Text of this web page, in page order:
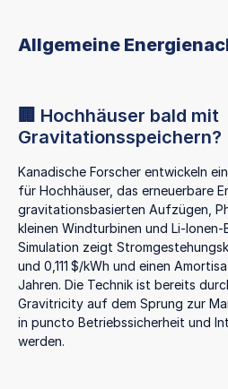
Allgemeine
🏢 Hochhäuser bald mit
Gravitationsspeichern?
Kanadische Forscher entwickeln
für Hochhäuser, das erneuerbare
gravitationsbasierten Aufzügen,
kleinen Windturbinen und Li-
Simulation zeigt
und 0,111 $/kWh und einen
Jahren. Die Technik ist bereits
Gravitricity auf dem Sprung zur
in puncto Betriebssicherheit und
werden.